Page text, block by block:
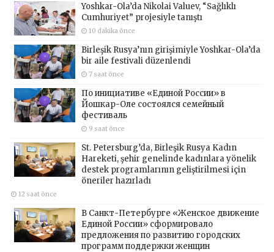
Yoshkar-Ola’da Nikolai Valuev, “Sağlıklı
Cumhuriyet” projesiyle tanıştı
10 dakika önce
Birleşik Rusya’nın girişimiyle Yoshkar-Ola’da
bir aile festivali düzenlendi
7 saat önce
По инициативе «Единой России» в
Йошкар-Оле состоялся семейный
фестиваль
9 saat önce
St. Petersburg’da, Birleşik Rusya Kadın
Hareketi, şehir genelinde kadınlara yönelik
destek programlarının geliştirilmesi için
öneriler hazırladı
12 saat önce
В Санкт-Петербурге «Женское движение
Единой России» сформировало
предложения по развитию городских
программ поддержки женщин